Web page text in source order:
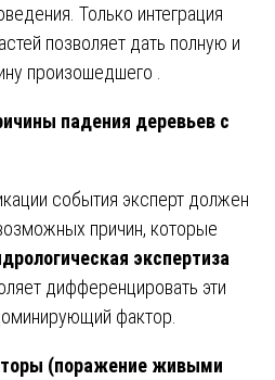
Только интеграция
позволяет дать полную и
произошедшего .
падения деревьев с
события эксперт должен
причин, которые
экспертиза
дифференцировать эти
фактор.
(поражение живыми